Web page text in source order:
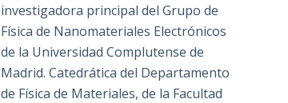
investigadora principal del Grupo de
Física de Nanomateriales Electrónicos
de la Universidad Complutense de
Madrid. Catedrática del Departamento
de Física de Materiales, de la Facultad